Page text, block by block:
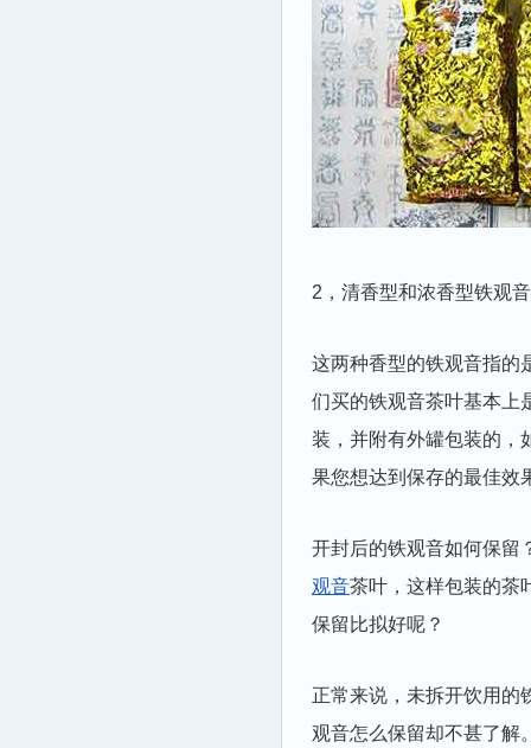
2，清香型和浓香型铁观
这两种香型的铁观音指的
们买的铁观音茶叶基本上
装，并附有外罐包装的，
果您想达到保存的最佳效
开封后的铁观音如何保留
观音茶叶，这样包装的茶
保留比拟好呢？
正常来说，未拆开饮用的
观音怎么保留却不甚了解